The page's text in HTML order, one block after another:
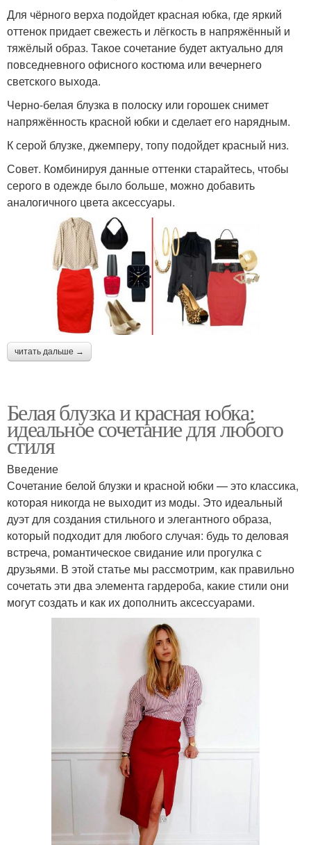
Для чёрного верха подойдет красная юбка, где яркий
оттенок придает свежесть и лёгкость в напряжённый и
тяжёлый образ. Такое сочетание будет актуально для
повседневного офисного костюма или вечернего
светского выхода.
Черно-белая блузка в полоску или горошек снимет
напряжённость красной юбки и сделает его нарядным.
К серой блузке, джемперу, топу подойдет красный низ.
Совет. Комбинируя данные оттенки старайтесь, чтобы
серого в одежде было больше, можно добавить
аналогичного цвета аксессуары.
читать дальше →
Белая блузка и красная юбка:
идеальное сочетание для любого
стиля
Введение
Сочетание белой блузки и красной юбки — это классика,
которая никогда не выходит из моды. Это идеальный
дуэт для создания стильного и элегантного образа,
который подходит для любого случая: будь то деловая
встреча, романтическое свидание или прогулка с
друзьями. В этой статье мы рассмотрим, как правильно
сочетать эти два элемента гардероба, какие стили они
могут создать и как их дополнить аксессуарами.